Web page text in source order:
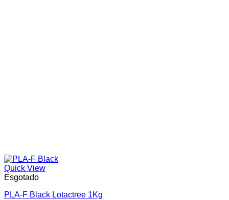
Quick View
Esgotado
PLA-F Black Lotactree 1Kg